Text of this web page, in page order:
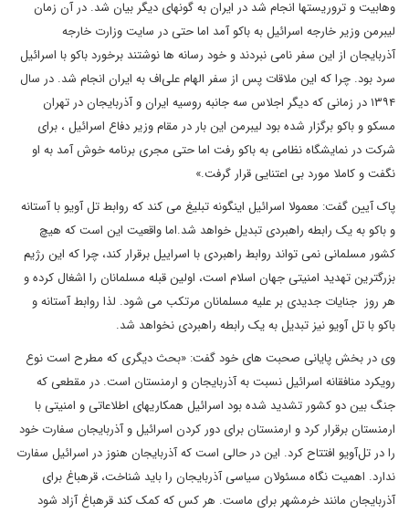
وهابیت و تروریست‎ها انجام شد در ایران به گونه‎ای دیگر بیان شد. در آن زمان
لیبرمن وزیر خارجه اسرائیل به باکو آمد اما حتی در سایت وزارت خارجه
آذربایجان از این سفر نامی نبردند و خود رسانه ها نوشتند برخورد باکو با اسرائیل
سرد بود. چرا که این ملاقات پس از سفر الهام علی‌اف به ایران انجام شد. در سال
۱۳۹۴ در زمانی که دیگر اجلاس سه جانبه روسیه ایران و آذربایجان در تهران
مسکو و باکو برگزار شده بود لیبرمن این بار در مقام وزیر دفاع اسرائیل ، برای
شرکت در نمایشگاه نظامی به باکو رفت اما حتی مجری برنامه خوش آمد به او
نگفت و کاملا مورد بی اعتنایی قرار گرفت.»
پاک آیین گفت: معمولا اسرائیل اینگونه تبلیغ می کند که روابط تل آویو با آستانه
و باکو به یک رابطه راهبردی تبدیل خواهد شد.اما واقعیت این است که هیچ
کشور مسلمانی نمی تواند روابط راهبردی با اسراییل برقرار کند، چرا که این رژیم
بزرگترین تهدید امنیتی جهان اسلام است، اولین قبله مسلمانان را اشغال کرده و
هر روز جنایات جدیدی بر علیه مسلمانان مرتکب می شود. لذا روابط آستانه و
باکو با تل آویو نیز تبدیل به یک رابطه راهبردی نخواهد شد.
وی در بخش پایانی صحبت های خود گفت: «بحث دیگری که مطرح است نوع
رویکرد منافقانه اسرائیل نسبت به آذربایجان و ارمنستان است. در مقطعی که
جنگ بین دو کشور تشدید شده بود اسرائیل همکاری‎های اطلاعاتی و امنیتی با
ارمنستان برقرار کرد و ارمنستان برای دور کردن اسرائیل و آذربایجان سفارت خود
را در تل‌آویو افتتاح کرد. این در حالی است که آذربایجان هنوز در اسرائیل سفارت
ندارد. اهمیت نگاه مسئولان سیاسی آذربایجان را باید شناخت، قره‎باغ برای
آذربایجان مانند خرمشهر برای ماست. هر کس که کمک کند قره‎باغ آزاد شود